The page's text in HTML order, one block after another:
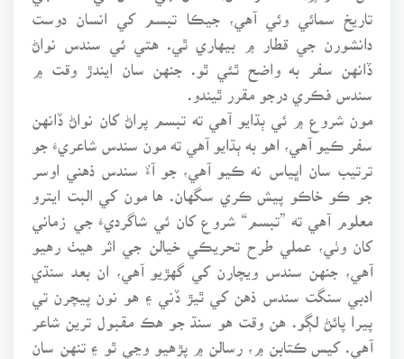
تاريخ سمائي وئي آهي، جيڪا تبسم کي انسان دوست
دانشورن جي قطار ۾ بيهاري ٿي. هتي ئي سندس نواڻ
ڏانهن سفر به واضح ٿئي ٿو. جنهن سان ايندڙ وقت ۾
سندس فڪري درجو مقرر ٿيندو.
مون شروع ۾ ئي ٻڌايو آهي ته تبسم پراڻ کان نواڻ ڏانهن
سفر ڪيو آهي، اهو به ٻڌايو آهي ته مون سندس شاعريءَ جو
ترتيب سان اڀياس نه ڪيو آهي، جو آءٌ سندس ذهني اوسر
جو ڪو خاڪو پيش ڪري سگهان. ها مون کي البت ايترو
معلوم آهي ته ”تبسم“ شروع کان ئي شاگرديءَ جي زماني
کان وٺي، عملي طرح تحريڪي خيالن جي اثر هيٺ رهيو
آهي، جنهن سندس ويچارن کي گهڙيو آهي، ان بعد سنڌي
ادبي سنگت سندس ذهن کي ٿيڙ ڏني ۽ هو نون پيچرن تي
پيرا پائڻ لڳو. هن وقت هو سنڌ جو هڪ مقبول ترين شاعر
آهي. کيس ڪتابن ۾، رسالن ۾ پڙهيو وڃي ٿو ۽ تنهن سان